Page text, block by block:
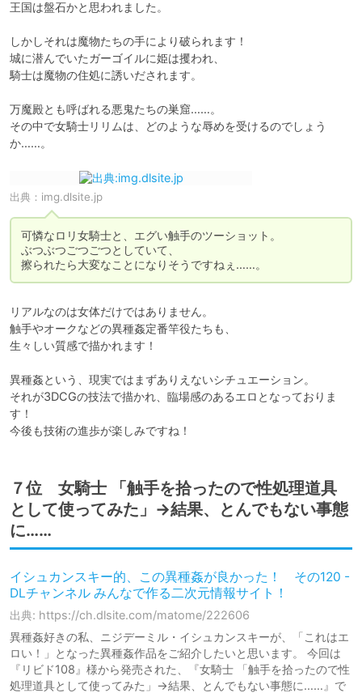
王国は盤石かと思われました。
しかしそれは魔物たちの手により破られます！
城に潜んでいたガーゴイルに姫は攫われ、
騎士は魔物の住処に誘いだされます。
万魔殿とも呼ばれる悪鬼たちの巣窟……。
その中で女騎士リリムは、どのような辱めを受けるのでしょう
か……。
出典： img.dlsite.jp
可憐なロリ女騎士と、エグい触手のツーショット。
ぶつぶつごつごつとしていて、
擦られたら大変なことになりそうですねぇ……。
リアルなのは女体だけではありません。
触手やオークなどの異種姦定番竿役たちも、
生々しい質感で描かれます！
異種姦という、現実ではまずありえないシチュエーション。
それが3DCGの技法で描かれ、臨場感のあるエロとなっておりま
す！
今後も技術の進歩が楽しみですね！
７位 女騎士 「触手を拾ったので性処理道具
として使ってみた」→結果、とんでもない事態
に……
イシュカンスキー的、この異種姦が良かった！ その120 -
DLチャンネル みんなで作る二次元情報サイト！
出典: https://ch.dlsite.com/matome/222606
異種姦好きの私、ニジデーミル・イシュカンスキーが、「これはエ
ロい！」となった異種姦作品をご紹介したいと思います。 今回は
『リビド108』様から発売された、『女騎士 「触手を拾ったので性
処理道具として使ってみた」→結果、とんでもない事態に……』で